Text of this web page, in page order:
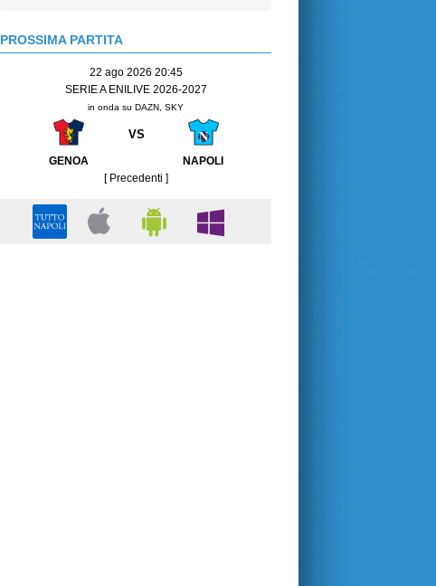
PROSSIMA PARTITA
22 ago 2026 20:45
SERIE A ENILIVE 2026-2027
in onda su DAZN, SKY
VS
GENOA
NAPOLI
[ Precedenti ]